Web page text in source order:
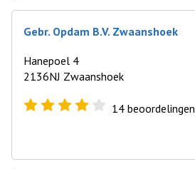
Gebr. Opdam B.V. Zwaanshoek
Hanepoel 4
2136NJ Zwaanshoek
14 beoordelingen